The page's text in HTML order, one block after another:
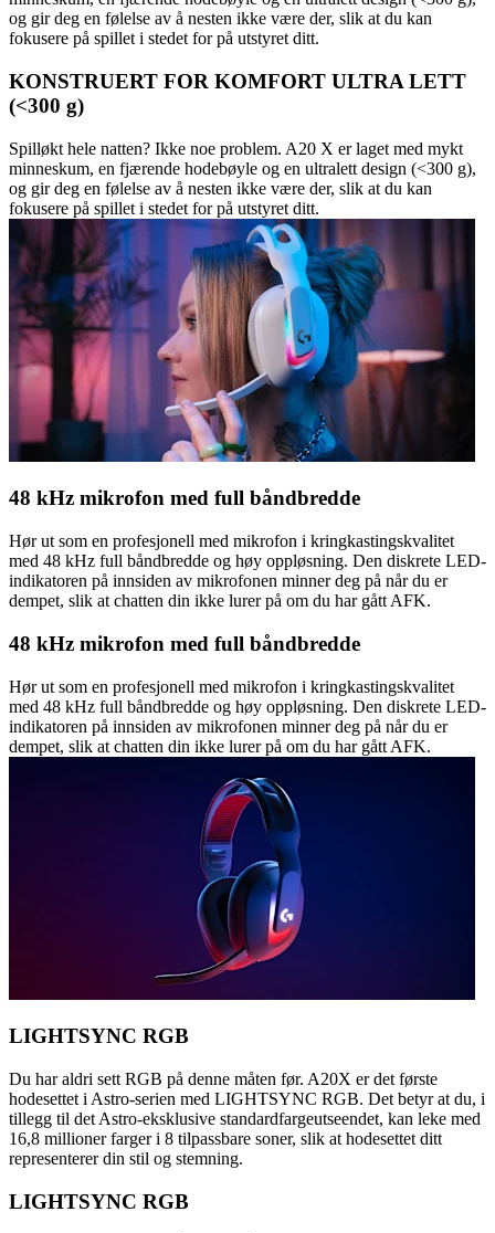
og gir deg en følelse av å nesten ikke være der, slik at du kan
fokusere på spillet i stedet for på utstyret ditt.
KONSTRUERT FOR KOMFORT ULTRA LETT
(<300 g)
Spilløkt hele natten? Ikke noe problem. A20 X er laget med mykt
minneskum, en fjærende hodebøyle og en ultralett design (<300 g),
og gir deg en følelse av å nesten ikke være der, slik at du kan
fokusere på spillet i stedet for på utstyret ditt.
48 kHz mikrofon med full båndbredde
Hør ut som en profesjonell med mikrofon i kringkastingskvalitet
med 48 kHz full båndbredde og høy oppløsning. Den diskrete LED-
indikatoren på innsiden av mikrofonen minner deg på når du er
dempet, slik at chatten din ikke lurer på om du har gått AFK.
48 kHz mikrofon med full båndbredde
Hør ut som en profesjonell med mikrofon i kringkastingskvalitet
med 48 kHz full båndbredde og høy oppløsning. Den diskrete LED-
indikatoren på innsiden av mikrofonen minner deg på når du er
dempet, slik at chatten din ikke lurer på om du har gått AFK.
LIGHTSYNC RGB
Du har aldri sett RGB på denne måten før. A20X er det første
hodesettet i Astro-serien med LIGHTSYNC RGB. Det betyr at du, i
tillegg til det Astro-eksklusive standardfargeutseendet, kan leke med
16,8 millioner farger i 8 tilpassbare soner, slik at hodesettet ditt
representerer din stil og stemning.
LIGHTSYNC RGB